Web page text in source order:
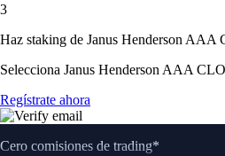
3
Haz staking de Janus Henderson AAA
Selecciona Janus Henderson AAA
Regístrate ahora
Cero comisiones de trading*